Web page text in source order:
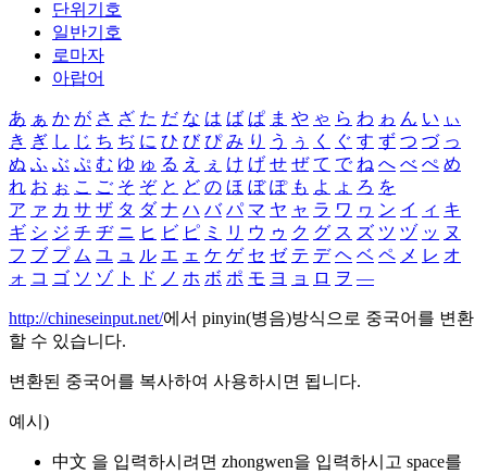
단위기호
일반기호
로마자
아랍어
あ ぁ か が さ ざ た だ な は ば ぱ ま や ゃ ら わ ゎ ん い ぃ
き ぎ し じ ち ぢ に ひ び ぴ み り う ぅ く ぐ す ず つ づ っ
ぬ ふ ぶ ぷ む ゆ ゅ る え ぇ け げ せ ぜ て で ね へ べ ぺ め
れ お ぉ こ ご そ ぞ と ど の ほ ぼ ぽ も よ ょ ろ を
ア ァ カ サ ザ タ ダ ナ ハ バ パ マ ヤ ャ ラ ワ ヮ ン イ ィ キ
ギ シ ジ チ ヂ ニ ヒ ビ ピ ミ リ ウ ゥ ク グ ス ズ ツ ヅ ッ ヌ
フ ブ プ ム ユ ュ ル エ ェ ケ ゲ セ ゼ テ デ ヘ ベ ペ メ レ オ
ォ コ ゴ ソ ゾ ト ド ノ ホ ボ ポ モ ヨ ョ ロ ヲ ―
http://chineseinput.net/에서 pinyin(병음)방식으로 중국어를 변환
할 수 있습니다.
변환된 중국어를 복사하여 사용하시면 됩니다.
예시)
中文 을 입력하시려면 zhongwen을 입력하시고 space를